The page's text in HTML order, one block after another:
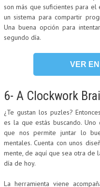
son más que suficientes para el
un sistema para compartir
Una buena opción para
segundo día.
VER
6- A Clockwork
¿Te gustan los puzles?
es la que estás buscando.
que nos permite juntar lo
mentales. Cuenta con unos
mente, de aquí que sea otra de
día de hoy.
La herramienta viene